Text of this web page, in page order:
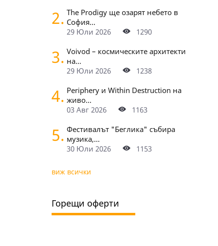
2. The Prodigy ще озарят небето в
София...
29 Юли 2026
1290
3. Voivod – космическите архитекти
на...
29 Юли 2026
1238
4. Periphery и Within Destruction на
живо...
03 Авг 2026
1163
5. Фестивалът "Беглика" събира
музика,...
30 Юли 2026
1153
виж всички
Горещи оферти